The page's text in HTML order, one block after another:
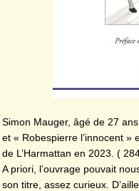
Simon Mauger, âgé de 27
et « Robespierre l’innocent »
de L’Harmattan en 2023. (
A priori, l’ouvrage pouvait
son titre, assez curieux.